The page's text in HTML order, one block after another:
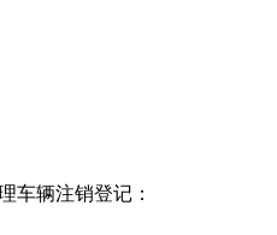
车辆注销登记：